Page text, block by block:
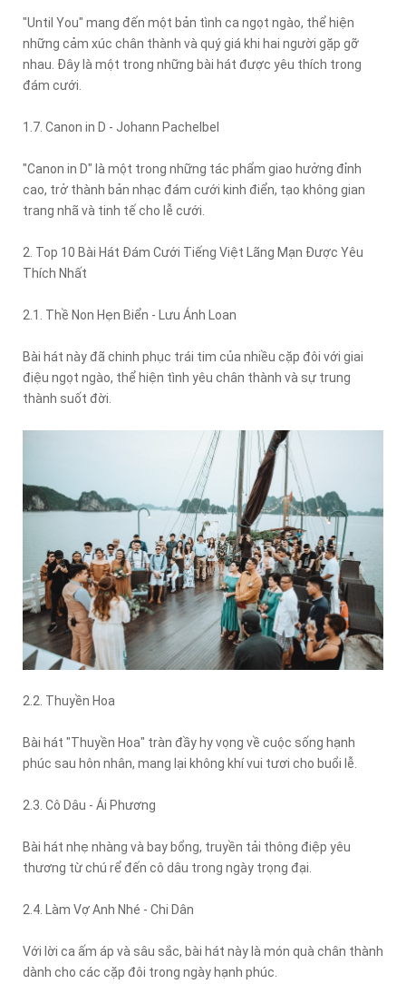
"Until You" mang đến một bản tình ca ngọt ngào, thể hiện
những cảm xúc chân thành và quý giá khi hai người gặp gỡ
nhau. Đây là một trong những bài hát được yêu thích trong
đám cưới.
1.7. Canon in D - Johann Pachelbel
"Canon in D" là một trong những tác phẩm giao hưởng đỉnh
cao, trở thành bản nhạc đám cưới kinh điển, tạo không gian
trang nhã và tinh tế cho lễ cưới.
2. Top 10 Bài Hát Đám Cưới Tiếng Việt Lãng Mạn Được Yêu
Thích Nhất
2.1. Thề Non Hẹn Biển - Lưu Ánh Loan
Bài hát này đã chinh phục trái tim của nhiều cặp đôi với giai
điệu ngọt ngào, thể hiện tình yêu chân thành và sự trung
thành suốt đời.
2.2. Thuyền Hoa
Bài hát "Thuyền Hoa" tràn đầy hy vọng về cuộc sống hạnh
phúc sau hôn nhân, mang lại không khí vui tươi cho buổi lễ.
2.3. Cô Dâu - Ái Phương
Bài hát nhẹ nhàng và bay bổng, truyền tải thông điệp yêu
thương từ chú rể đến cô dâu trong ngày trọng đại.
2.4. Làm Vợ Anh Nhé - Chi Dân
Với lời ca ấm áp và sâu sắc, bài hát này là món quà chân thành
dành cho các cặp đôi trong ngày hạnh phúc.